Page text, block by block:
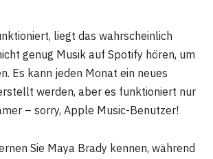
liegt das wahrscheinlich
genug Musik auf Spotify hören, um
Es kann jeden Monat ein neues
werden, aber es funktioniert nur
– sorry, Apple Music-Benutzer!
Sie Maya Brady kennen, während